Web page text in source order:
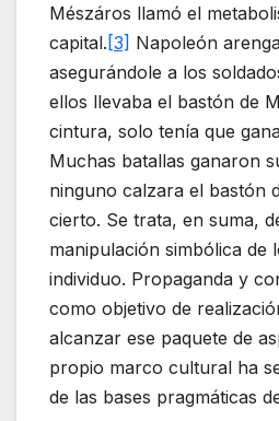
Mészáros llamó el
capital. [3] Napoleón
asegurándole a los
ellos llevaba el bastón de
cintura, solo tenía que
Muchas batallas ganaron
ninguno calzara el bastón
cierto. Se trata, en suma,
manipulación simbólica de
individuo. Propaganda y
como objetivo de
alcanzar ese paquete de
propio marco cultural ha
de las bases pragmáticas